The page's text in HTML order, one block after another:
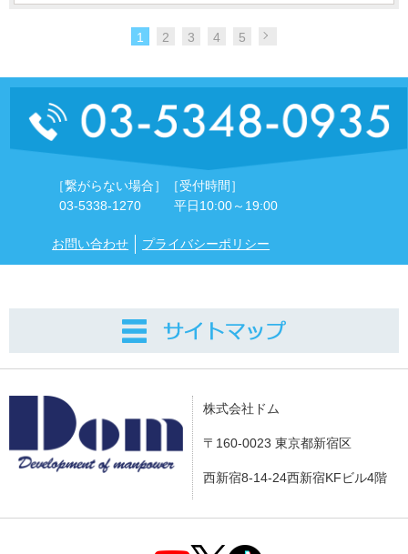
1 2 3 4 5
［繋がらない場合］
03-5338-1270
［受付時間］
平日10:00～19:00
お問い合わせ プライバシーポリシー
株式会社ドム
〒160-0023 東京都新宿区
西新宿8-14-24西新宿KFビル4階